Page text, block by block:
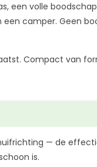
een volle
camper. Geen
Compact van
— de
is.